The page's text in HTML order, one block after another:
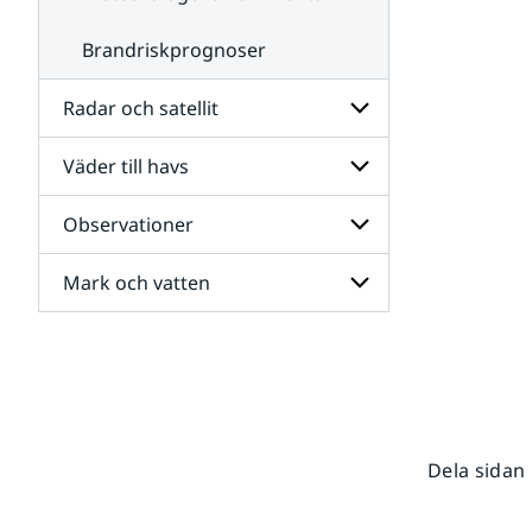
Brandriskprognoser
Radar och satellit
Undersidor
för
Radar
och
satellit
Väder till havs
Undersidor
för
Väder
till
havs
Observationer
Undersidor
för
Mark och vatten
Dela sidan